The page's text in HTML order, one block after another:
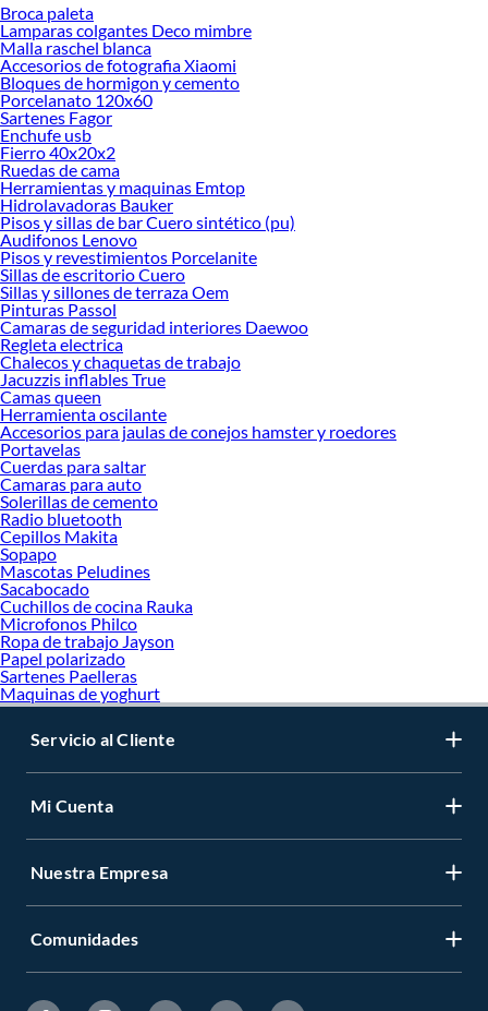
Broca paleta
Lamparas colgantes Deco mimbre
Malla raschel blanca
Accesorios de fotografia Xiaomi
Bloques de hormigon y cemento
Porcelanato 120x60
Sartenes Fagor
Enchufe usb
Fierro 40x20x2
Ruedas de cama
Herramientas y maquinas Emtop
Hidrolavadoras Bauker
Pisos y sillas de bar Cuero sintético (pu)
Audifonos Lenovo
Pisos y revestimientos Porcelanite
Sillas de escritorio Cuero
Sillas y sillones de terraza Oem
Pinturas Passol
Camaras de seguridad interiores Daewoo
Regleta electrica
Chalecos y chaquetas de trabajo
Jacuzzis inflables True
Camas queen
Herramienta oscilante
Accesorios para jaulas de conejos hamster y roedores
Portavelas
Cuerdas para saltar
Camaras para auto
Solerillas de cemento
Radio bluetooth
Cepillos Makita
Sopapo
Mascotas Peludines
Sacabocado
Cuchillos de cocina Rauka
Microfonos Philco
Ropa de trabajo Jayson
Papel polarizado
Sartenes Paelleras
Maquinas de yoghurt
Servicio al Cliente
Mi Cuenta
Nuestra Empresa
Comunidades